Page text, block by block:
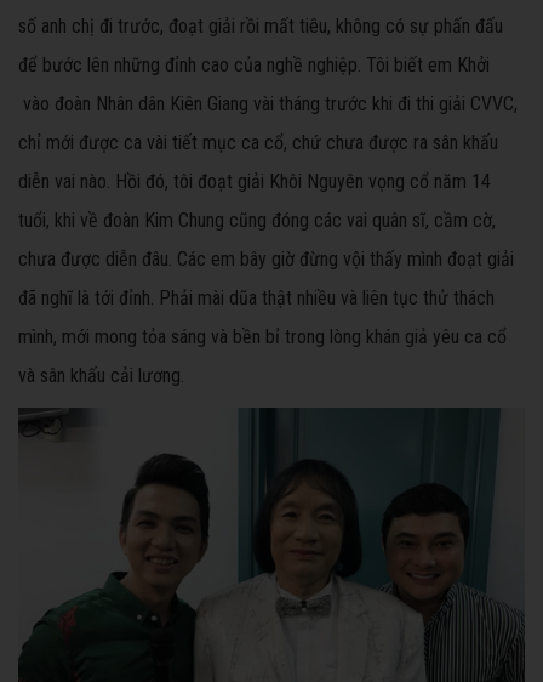
số anh chị đi trước, đoạt giải rồi mất tiêu, không có sự phấn đấu
để bước lên những đỉnh cao của nghề nghiệp. Tôi biết em Khởi
vào đoàn Nhân dân Kiên Giang vài tháng trước khi đi thi giải CVVC,
chỉ mới được ca vài tiết mục ca cổ, chứ chưa được ra sân khấu
diễn vai nào. Hồi đó, tôi đoạt giải Khôi Nguyên vọng cổ năm 14
tuổi, khi về đoàn Kim Chung cũng đóng các vai quân sĩ, cầm cờ,
chưa được diễn đâu. Các em bây giờ đừng vội thấy mình đoạt giải
đã nghĩ là tới đỉnh. Phải mài dũa thật nhiều và liên tục thử thách
mình, mới mong tỏa sáng và bền bỉ trong lòng khán giả yêu ca cổ
và sân khấu cải lương.